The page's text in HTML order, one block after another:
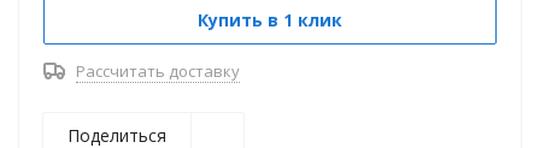
Купить в 1 клик
Рассчитать доставку
Поделиться